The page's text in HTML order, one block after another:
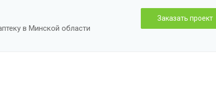
в Минской области
Заказать проект